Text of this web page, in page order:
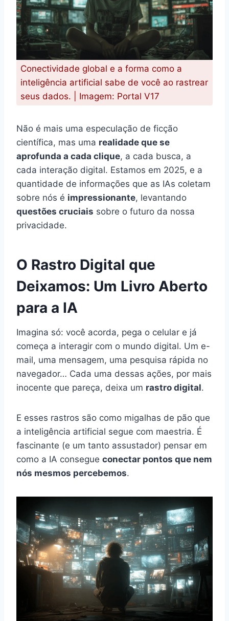
Conectividade global e a forma como a
inteligência artificial sabe de você ao rastrear
seus dados. | Imagem: Portal V17
Não é mais uma especulação de ficção
científica, mas uma realidade que se
aprofunda a cada clique, a cada busca, a
cada interação digital. Estamos em 2025, e a
quantidade de informações que as IAs coletam
sobre nós é impressionante, levantando
questões cruciais sobre o futuro da nossa
privacidade.
O Rastro Digital que
Deixamos: Um Livro Aberto
para a IA
Imagina só: você acorda, pega o celular e já
começa a interagir com o mundo digital. Um e-
mail, uma mensagem, uma pesquisa rápida no
navegador… Cada uma dessas ações, por mais
inocente que pareça, deixa um rastro digital.
E esses rastros são como migalhas de pão que
a inteligência artificial segue com maestria. É
fascinante (e um tanto assustador) pensar em
como a IA consegue conectar pontos que nem
nós mesmos percebemos.